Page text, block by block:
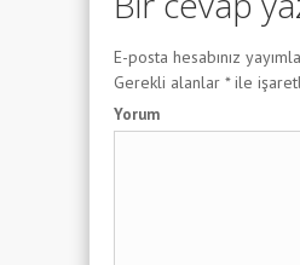
E-posta hesabınız
Gerekli alanlar *ile
Yorum